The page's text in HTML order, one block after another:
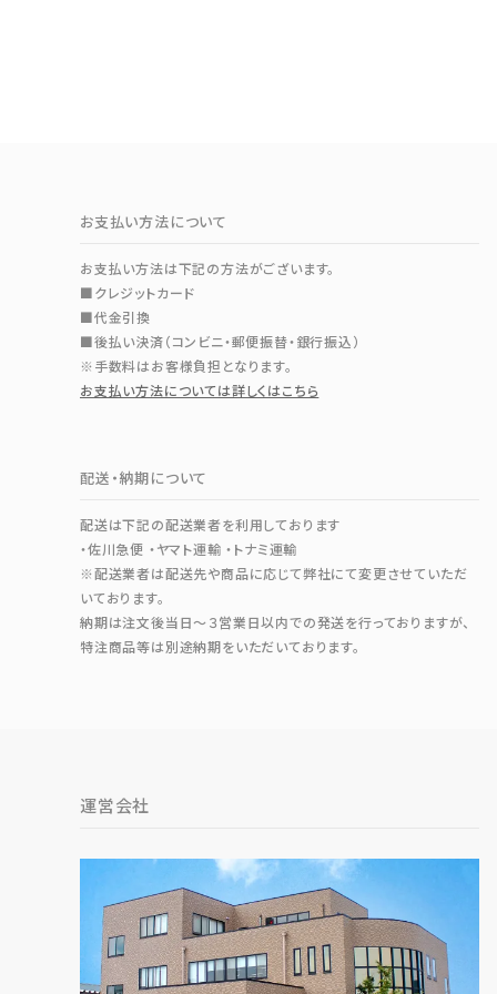
お支払い方法について
お支払い方法は下記の方法がございます。
■クレジットカード
■代金引換
■後払い決済（コンビニ・郵便振替・銀行振込）
※手数料はお客様負担となります。
お支払い方法については詳しくはこちら
配送・納期について
配送は下記の配送業者を利用しております
・佐川急便 ・ヤマト運輸 ・トナミ運輸
※配送業者は配送先や商品に応じて弊社にて変更させていただ
いております。
納期は注文後当日～３営業日以内での発送を行っておりますが、
特注商品等は別途納期をいただいております。
運営会社